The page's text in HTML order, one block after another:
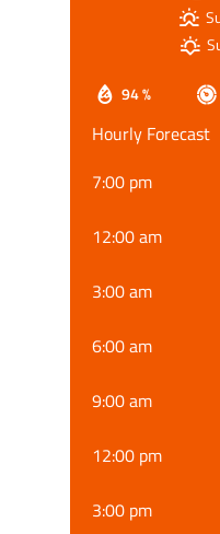
94 %
Hourly Forecast
7:00 pm
12:00 am
3:00 am
6:00 am
9:00 am
12:00 pm
3:00 pm